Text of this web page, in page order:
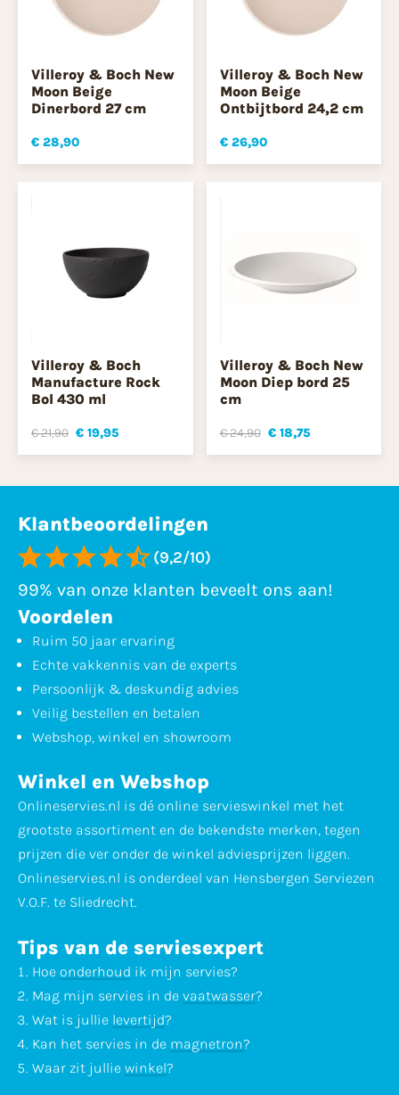
Villeroy & Boch New
Moon Beige
Dinerbord 27 cm
€ 28,90
Villeroy & Boch New
Moon Beige
Ontbijtbord 24,2 cm
€ 26,90
Villeroy & Boch
Manufacture Rock
Bol 430 ml
€ 21,90 € 19,95
Villeroy & Boch New
Moon Diep bord 25
cm
€ 24,90 € 18,75
Klantbeoordelingen
(9,2/10)
99% van onze klanten beveelt ons aan!
Voordelen
Ruim 50 jaar ervaring
Echte vakkennis van de experts
Persoonlijk & deskundig advies
Veilig bestellen en betalen
Webshop, winkel en showroom
Winkel en Webshop
Onlineservies.nl is dé online servieswinkel met het
grootste assortiment en de bekendste merken, tegen
prijzen die ver onder de winkel adviesprijzen liggen.
Onlineservies.nl is onderdeel van Hensbergen Serviezen
V.O.F. te Sliedrecht.
Tips van de serviesexpert
Hoe onderhoud ik mijn servies?
Mag mijn servies in de vaatwasser?
Wat is jullie levertijd?
Kan het servies in de magnetron?
Waar zit jullie winkel?